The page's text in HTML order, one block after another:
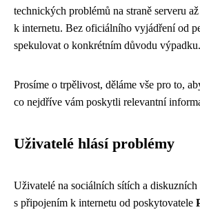
technických problémů na straně serveru
k internetu. Bez oficiálního vyjádření od
spekulovat o konkrétním důvodu výpadku.
Prosíme o trpělivost, děláme vše pro to,
co nejdříve vám poskytli relevantní
Uživatelé hlásí problémy
Uživatelé na sociálních sítích a
s připojením k internetu od poskytovatele